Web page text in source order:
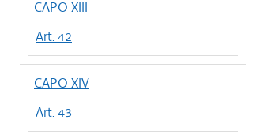
CAPO XIII
Art. 42
CAPO XIV
Art. 43